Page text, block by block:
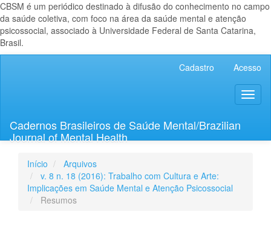
CBSM é um periódico destinado à difusão do conhecimento no campo
da saúde coletiva, com foco na área da saúde mental e atenção
psicossocial, associado à Universidade Federal de Santa Catarina,
Brasil.
Lateral
Cadastro Acesso
Cadernos Brasileiros de Saúde Mental/Brazilian
Journal of Mental Health
Início
Arquivos
v. 8 n. 18 (2016): Trabalho com Cultura e Arte:
Implicações em Saúde Mental e Atenção Psicossocial
Resumos